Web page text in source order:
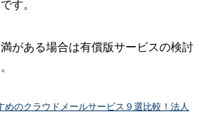
す。
がある場合は有償版サービスの検討
めのクラウドメールサービス９選比較！法人